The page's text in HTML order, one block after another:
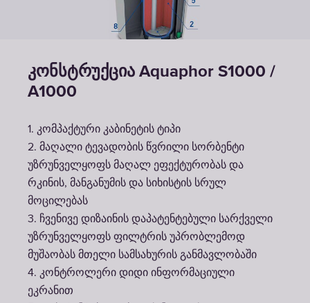
კონსტრუქცია Aquaphor S1000 /
A1000
1. კომპაქტური კაბინეტის ტიპი
2. მაღალი ტევადობის წვრილი სორბენტი
უზრუნველყოფს მაღალ ეფექტურობას და
რკინის, მანგანუმის და სიხისტის სრულ
მოცილებას
3. ჩვენივე დიზაინის დაპატენტებული სარქველი
უზრუნველყოფს ფილტრის უპრობლემოდ
მუშაობას მთელი სამსახურის განმავლობაში
4. კონტროლერი დიდი ინფორმაციული
ეკრანით